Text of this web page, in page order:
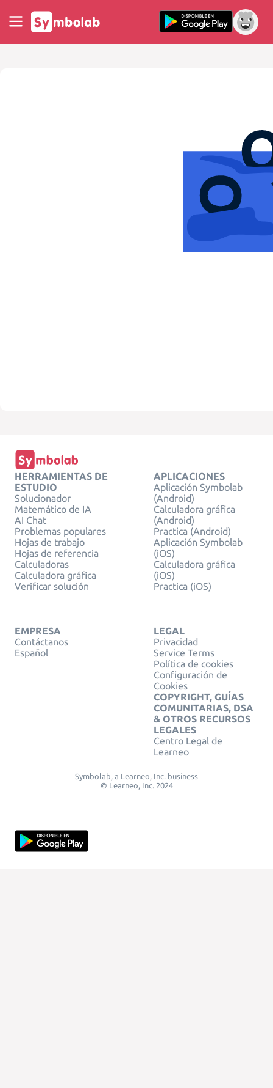
HERRAMIENTAS DE
ESTUDIO
Solucionador
Matemático de IA
AI Chat
Problemas populares
Hojas de trabajo
Hojas de referencia
Calculadoras
Calculadora gráfica
Verificar solución
APLICACIONES
Aplicación Symbolab
(Android)
Calculadora gráfica
(Android)
Practica (Android)
Aplicación Symbolab
(iOS)
Calculadora gráfica
(iOS)
Practica (iOS)
EMPRESA
Contáctanos
Español
LEGAL
Privacidad
Service Terms
Política de cookies
Configuración de
Cookies
COPYRIGHT, GUÍAS
COMUNITARIAS, DSA
& OTROS RECURSOS
LEGALES
Centro Legal de
Learneo
Symbolab, a Learneo, Inc. business
© Learneo, Inc. 2024